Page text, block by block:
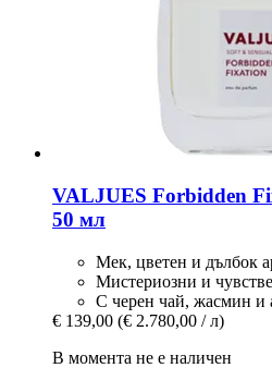
VALJUES Forbidden
50 мл
Мек, цветен и дълбок
Мистериозни и
С черен чай, жасмин и
€ 139,00 (€ 2.780,00 / л)
В момента не е наличен